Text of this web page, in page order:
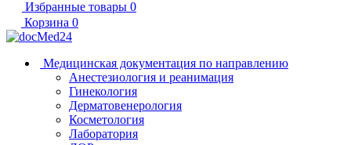
Избранные товары 0
Корзина 0
Медицинская документация по направлению
Анестезиология и реанимация
Гинекология
Дерматовенерология
Косметология
Лаборатория